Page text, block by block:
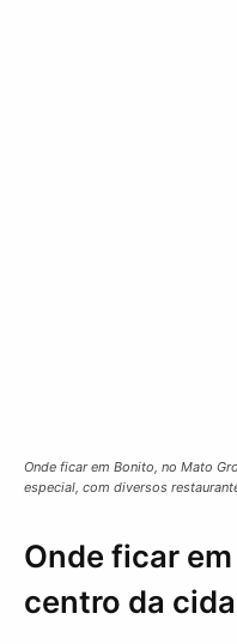
Onde ficar em Bonito, no Mato
especial, com diversos
Onde ficar
centro da